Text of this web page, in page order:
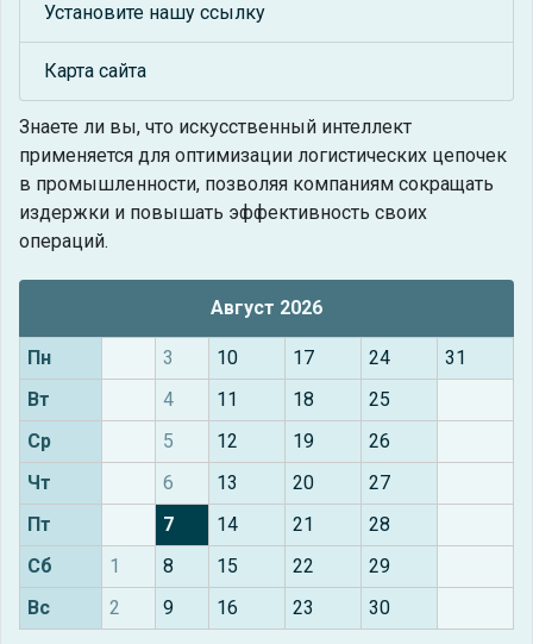
Установите нашу ссылку
Карта сайта
Знаете ли вы, что искусственный интеллект
применяется для оптимизации логистических цепочек
в промышленности, позволяя компаниям сокращать
издержки и повышать эффективность своих
операций.
Август 2026
Пн 3 10 17 24
31
Вт
4 11 18
25
Ср
5 12 19
26
Чт
6 13 20
27
Пт
7 14 21
28
Сб
1 8 15 22
29
Вс
2 9 16 23 30